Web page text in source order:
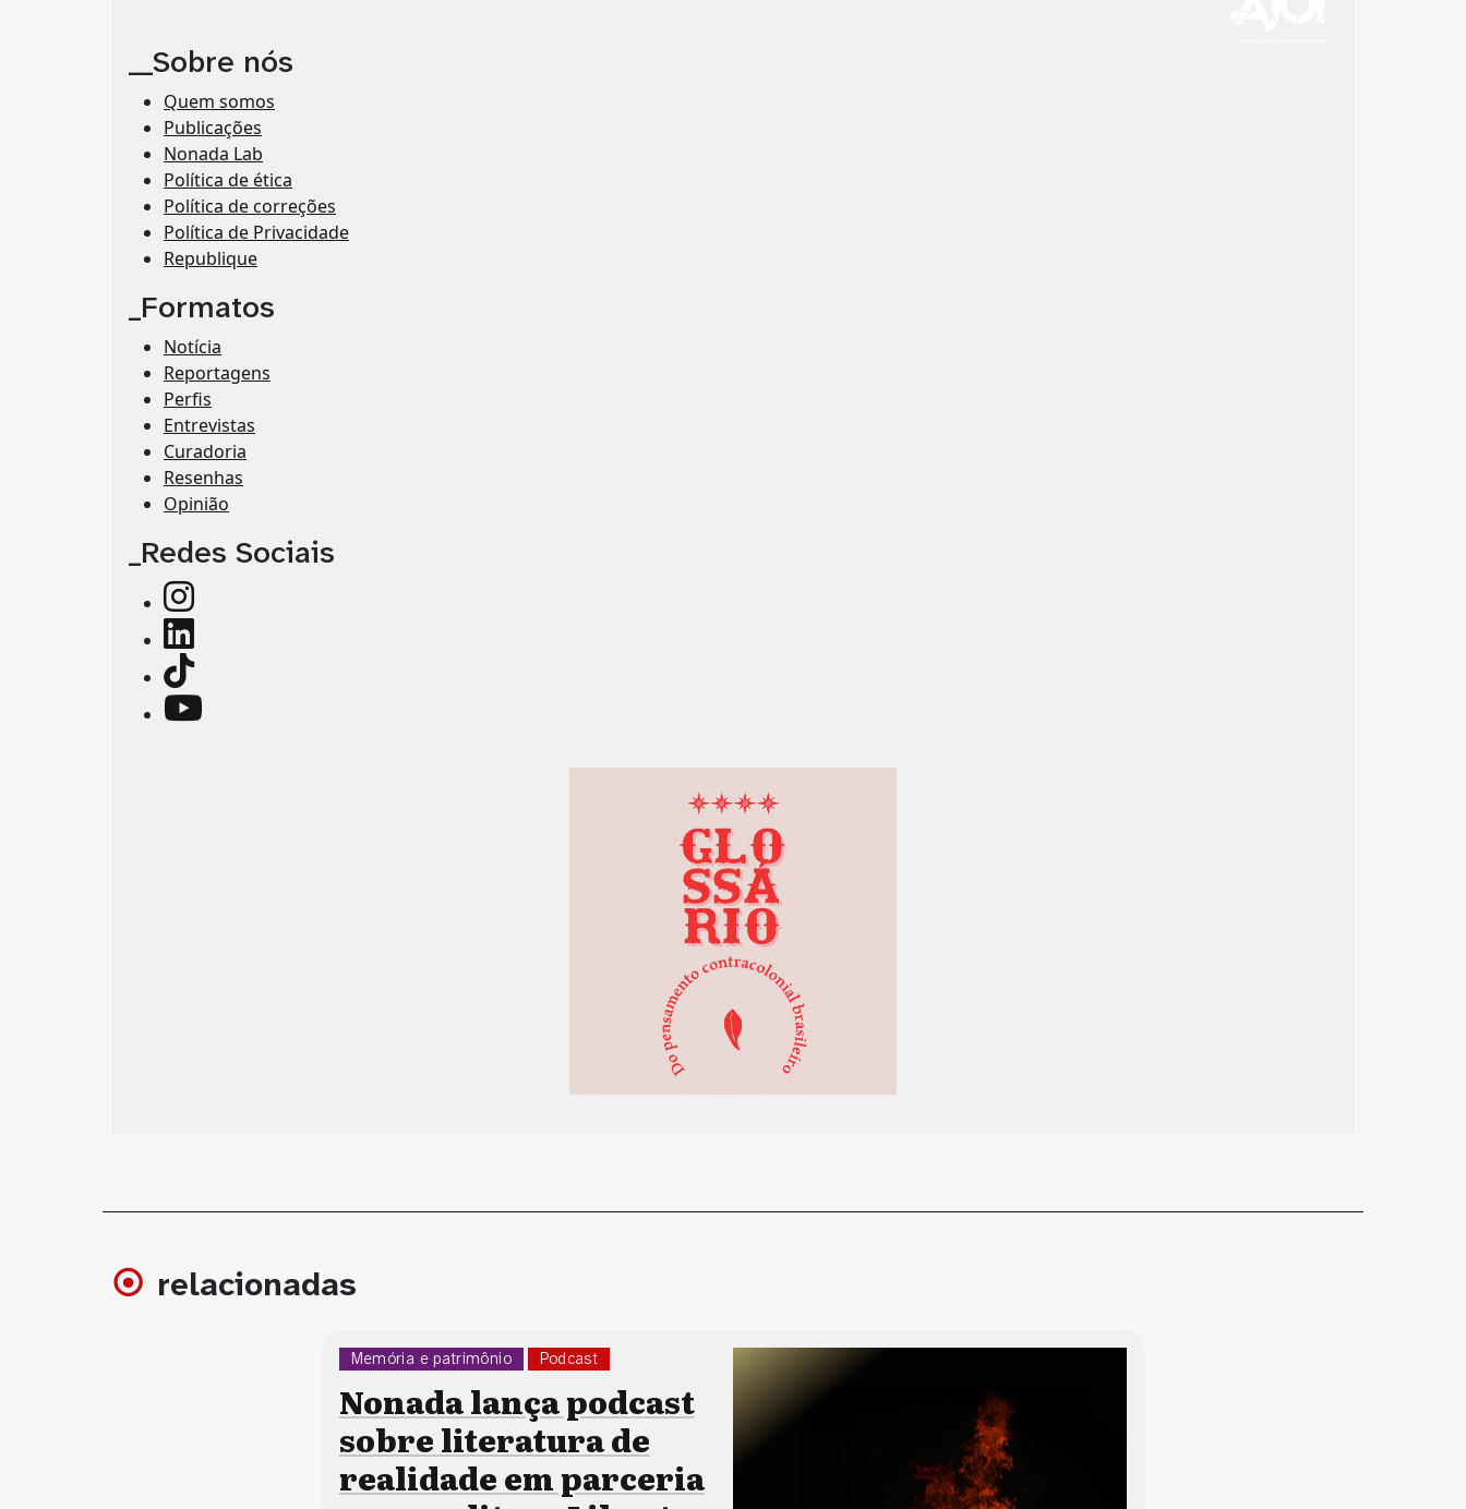
__Sobre nós
Quem somos
Publicações
Nonada Lab
Política de ética
Política de correções
Política de Privacidade
Republique
_Formatos
Notícia
Reportagens
Perfis
Entrevistas
Curadoria
Resenhas
Opinião
_Redes Sociais
relacionadas
Memória e patrimônio Podcast
Nonada lança podcast
sobre literatura de
realidade em parceria